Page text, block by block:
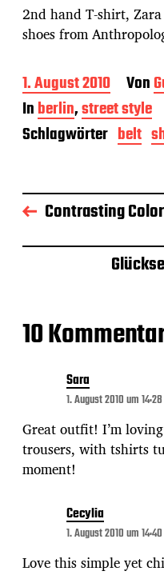
2nd hand T-shirt,
shoes from
B
e
i
t
r
s
d
t
1. August 2010 Von
Inberlin,street style
Schlagwörter belt
Contrasting
10
Sara
1. August 2010 um
Great outfit! I’m
trousers, with tshirts
moment!
Cecylia
1. August 2010 um
Love this simple yet